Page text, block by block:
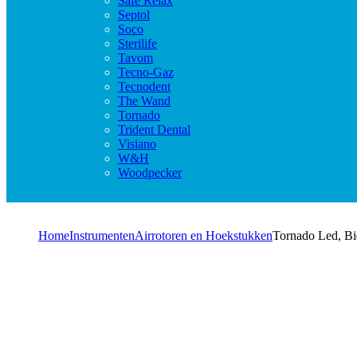
Septol
Soco
Sterilife
Tavom
Tecno-Gaz
Tecnodent
The Wand
Tornado
Trident Dental
Visiano
W&H
Woodpecker
HomeInstrumentenAirrotoren en HoekstukkenTornado Led,